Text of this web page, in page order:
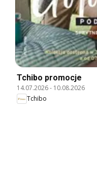
Tchibo promocje
14.07.2026- 10.08.2026
Tchibo